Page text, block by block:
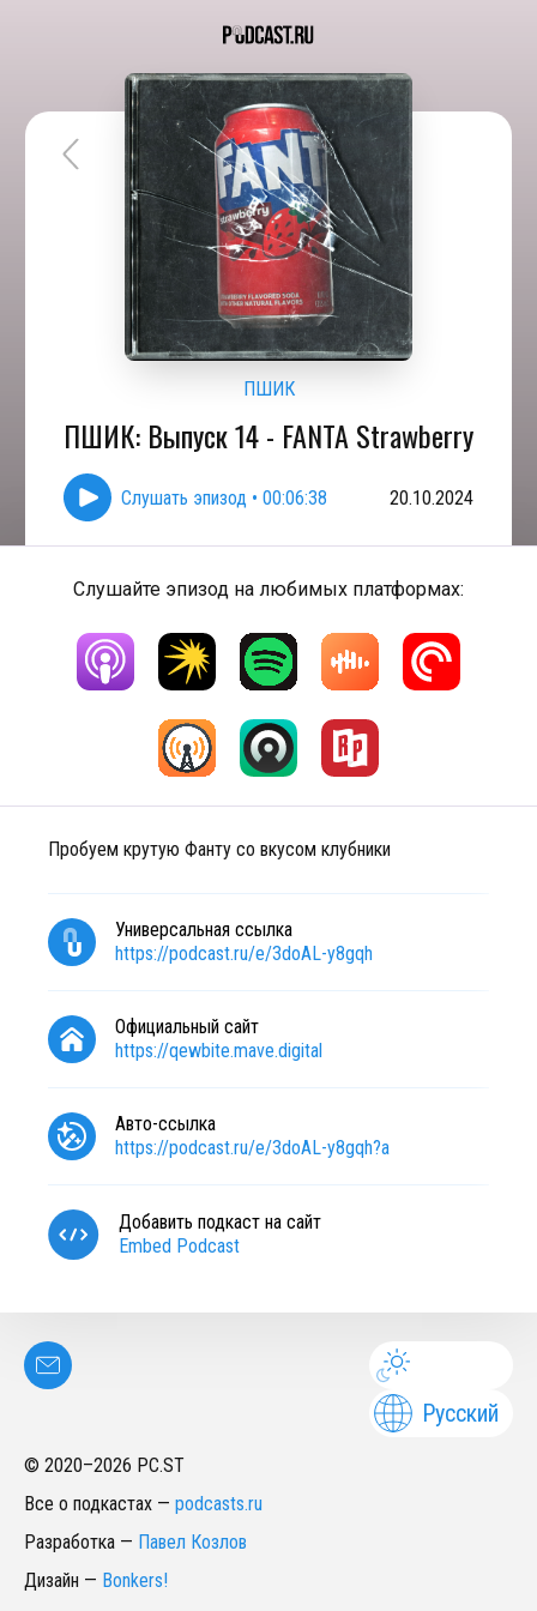
ПШИК
ПШИК: Выпуск 14 - FANTA Strawberry
Слушать эпизод • 00:06:38 20.10.2024
Слушайте эпизод на любимых платформах:
Пробуем крутую Фанту со вкусом клубники
Универсальная ссылка
https://podcast.ru/e/3doAL-y8gqh
Официальный сайт
https://qewbite.mave.digital
Авто-ссылка
https://podcast.ru/e/3doAL-y8gqh?a
Добавить подкаст на сайт
Embed Podcast
Русский
© 2020–2026 PC.ST
Все о подкастах — podcasts.ru
Разработка — Павел Козлов
Дизайн — Bonkers!